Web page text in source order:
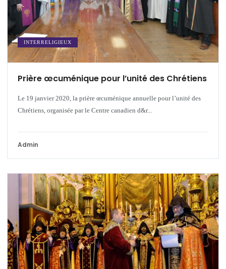
INTERRELIGIEUX
Prière œcuménique pour l’unité des Chrétiens
Le 19 janvier 2020, la prière œcuménique annuelle pour l’unité des
Chrétiens, organisée par le Centre canadien d&r...
Admin